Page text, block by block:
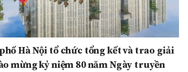
Hà Nội tổ chức tổng kết và trao giải
mừng kỷ niệm 80 năm Ngày truyền